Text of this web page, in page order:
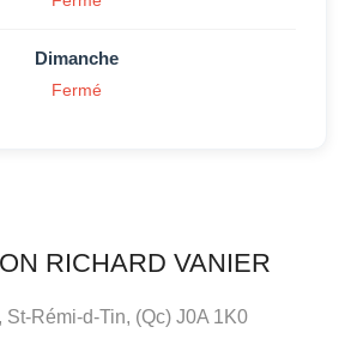
Dimanche
Fermé